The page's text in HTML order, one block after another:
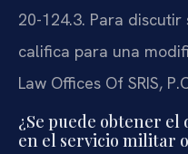
20-124.3. Para
califica para una
Law Offices Of SRIS,
¿Se puede obtener el
en el servicio militar